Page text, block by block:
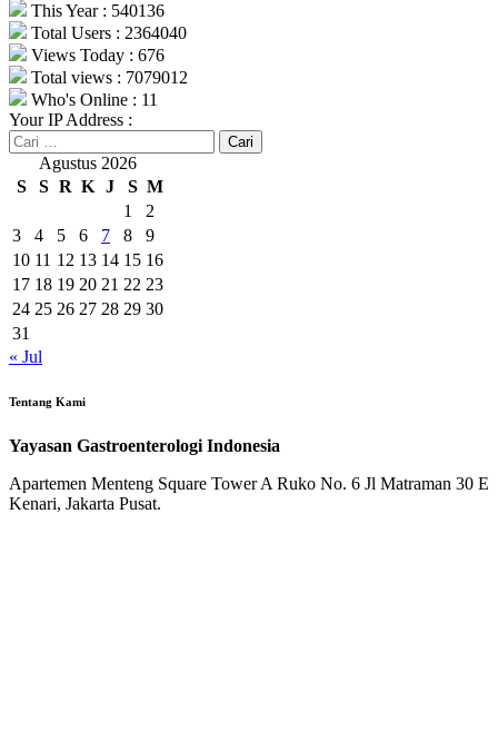
This Year : 540136
Total Users : 2364040
Views Today : 676
Total views : 7079012
Who's Online : 11
Your IP Address :
Cari
untuk:Agustus 2026
S
S R K J S M
1
2
3
4 5 6 7 8
9
10 11 12 13 14 15 16
17 18 19 20 21 22 23
24 25 26 27 28 29 30
31
« Jul
Tentang Kami
Yayasan Gastroenterologi Indonesia
Apartemen Menteng Square Tower A Ruko No. 6 Jl Matraman 30 E
Kenari, Jakarta Pusat.